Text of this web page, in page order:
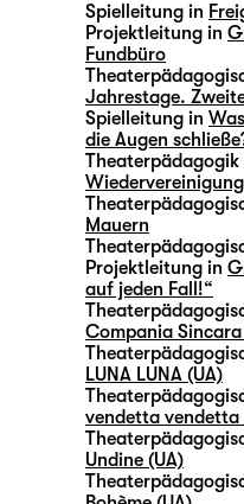
Spielleitung in
Projektleitung in
Fundbüro
Jahrestage.
Spielleitung in
die Augen
Theaterpädagogik
Mauern
Projektleitung in
auf jeden Fall!“
Compania
LUNA LUNA (UA)
vendetta vendetta
Undine (UA)